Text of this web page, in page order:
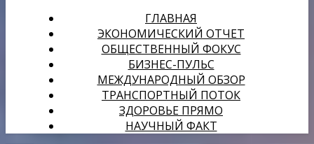
ГЛАВНАЯ
ЭКОНОМИЧЕСКИЙ ОТЧЕТ
ОБЩЕСТВЕННЫЙ ФОКУС
БИЗНЕС-ПУЛЬС
МЕЖДУНАРОДНЫЙ ОБЗОР
ТРАНСПОРТНЫЙ ПОТОК
ЗДОРОВЬЕ ПРЯМО
НАУЧНЫЙ ФАКТ